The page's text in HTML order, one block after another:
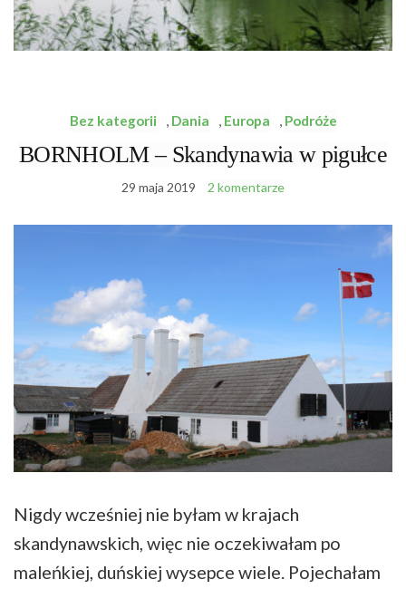
Bez kategorii , Dania , Europa , Podróże
BORNHOLM – Skandynawia w pigułce
29 maja 2019 2 komentarze
Nigdy wcześniej nie byłam w krajach
skandynawskich, więc nie oczekiwałam po
maleńkiej, duńskiej wysepce wiele. Pojechałam